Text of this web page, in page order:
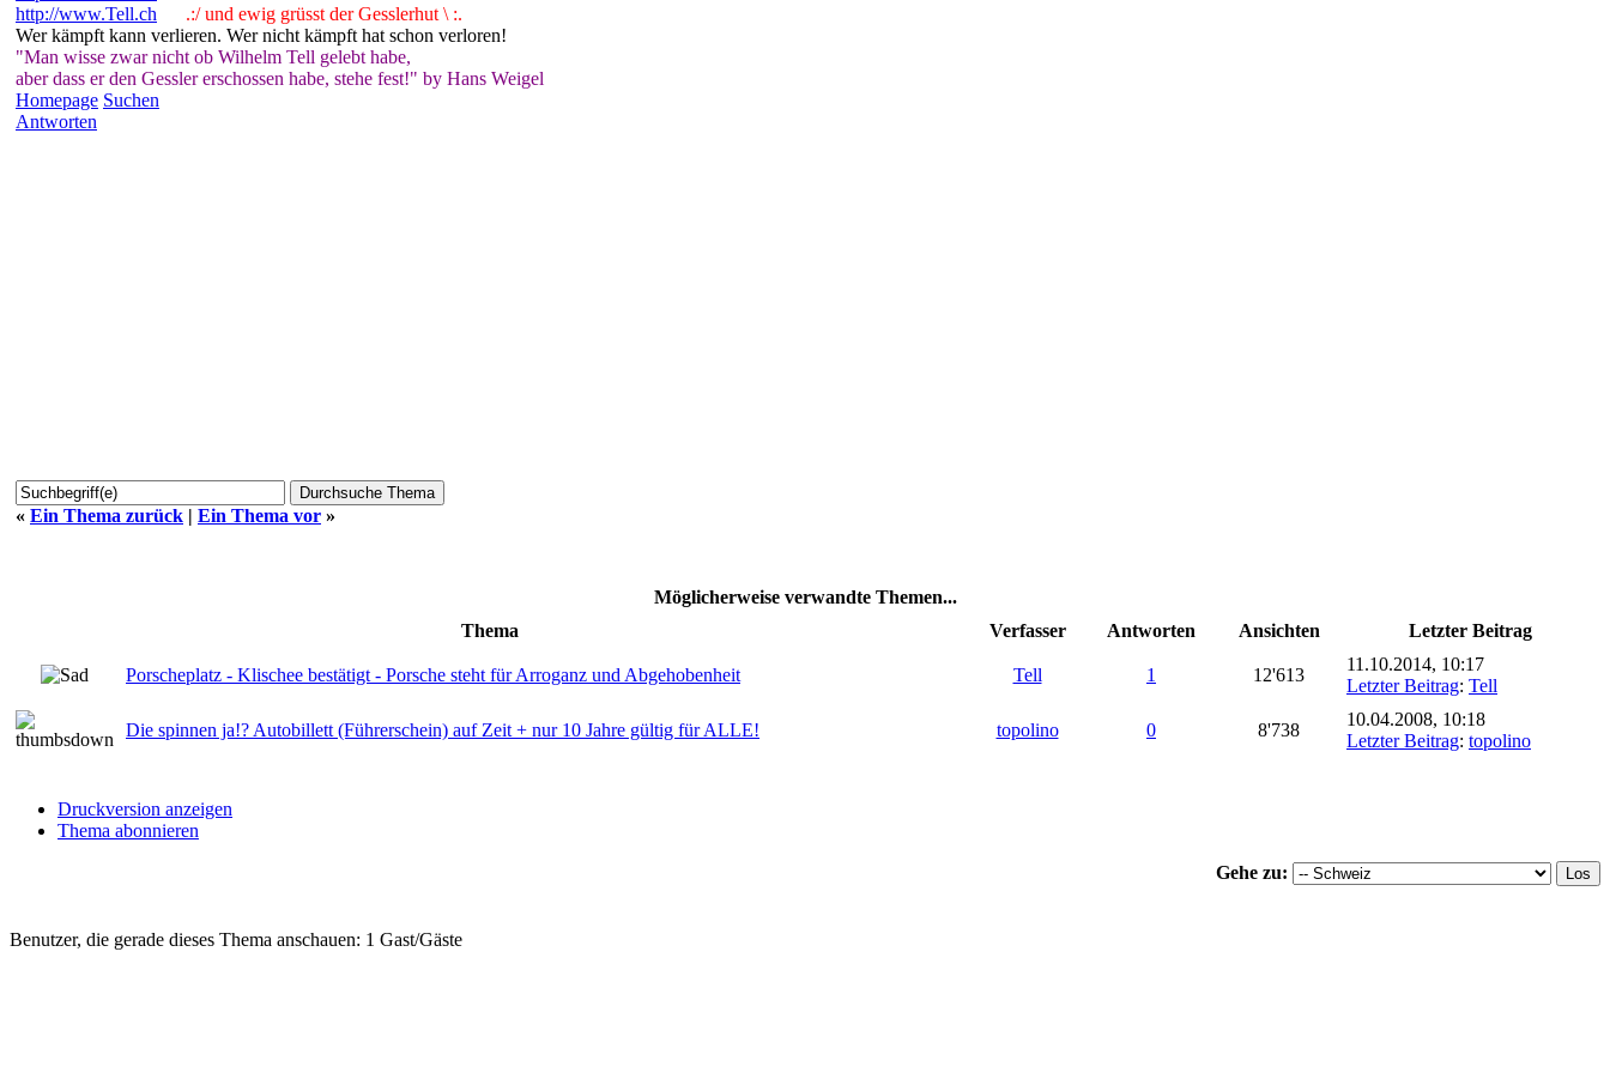
http://www.Tell.ch
.:/ und ewig grüsst der Gesslerhut \ :.
Wer kämpft kann verlieren. Wer nicht kämpft hat schon verloren!
"Man wisse zwar nicht ob Wilhelm Tell gelebt habe,
aber dass er den Gessler erschossen habe, stehe fest!" by Hans Weigel
Homepage Suchen
Antworten
« Ein Thema zurück | Ein Thema vor »
Möglicherweise verwandte Themen...
Thema
Verfasser Antworten Ansichten Letzter Beitrag
Porscheplatz - Klischee bestätigt - Porsche steht für Arroganz und Abgehobenheit Tell 1 12'613
11.10.2014, 10:17
Letzter Beitrag: Tell
Die spinnen ja!? Autobillett (Führerschein) auf Zeit + nur 10 Jahre gültig für ALLE! topolino 0 8'738
10.04.2008, 10:18
Letzter Beitrag: topolino
Druckversion anzeigen
Thema abonnieren
Gehe zu:
Benutzer, die gerade dieses Thema anschauen: 1 Gast/Gäste